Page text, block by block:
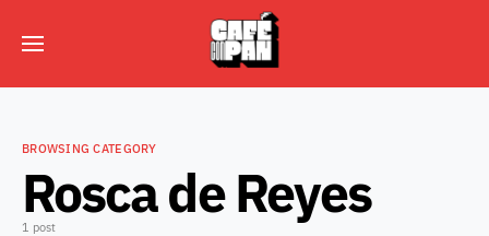
BROWSING CATEGORY
Rosca de Reyes
1 post